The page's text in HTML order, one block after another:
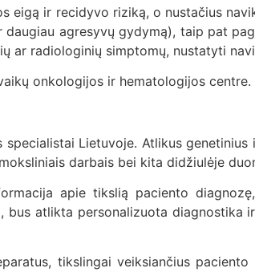
ir recidyvo riziką, o nustačius
agresyvų gydymą), taip pat
ar radiologinių simptomų, nustatyti
onkologijos ir hematologijos centre.
Lietuvoje. Atlikus
darbais bei kita didžiulėje
apie tikslią paciento
atlikta personalizuota
tikslingai veiksiančius